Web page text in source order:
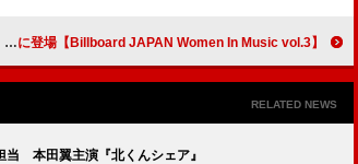
【Billboard JAPAN Women In Music vol.3】開催決定 Chilli Beans.がビルボードライブ横浜に登場
RELATED NEWS
当 本田翼主演『北くんシェア』